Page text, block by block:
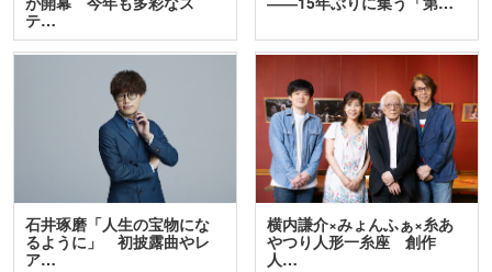
テ…
石井琢磨「人生の宝物にな
るように」 初披露曲やレ
ア…
横内謙介×みょんふぁ×糸あ
やつり人形一糸座 創作
人…